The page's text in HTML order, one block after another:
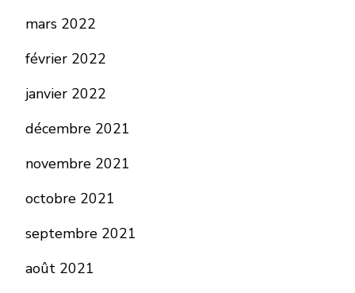
mars 2022
février 2022
janvier 2022
décembre 2021
novembre 2021
octobre 2021
septembre 2021
août 2021